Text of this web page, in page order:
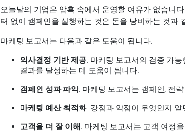
오늘날의 기업은 암흑 속에서 운영할 여유가 없습니
터 없이 캠페인을 실행하는 것은 돈을 낭비하는 것과
마케팅 보고서는 다음과 같은 도움이 됩니다.
의사결정 기반 제공. 마케팅 보고서의 검증 가
결과를 달성하는 데 도움이 됩니다.
캠페인 성과 파악. 마케팅 보고서는 캠페인, 전
마케팅 예산 최적화. 강점과 약점이 무엇인지
고객을 더 잘 이해. 마케팅 보고서는 고객 여정